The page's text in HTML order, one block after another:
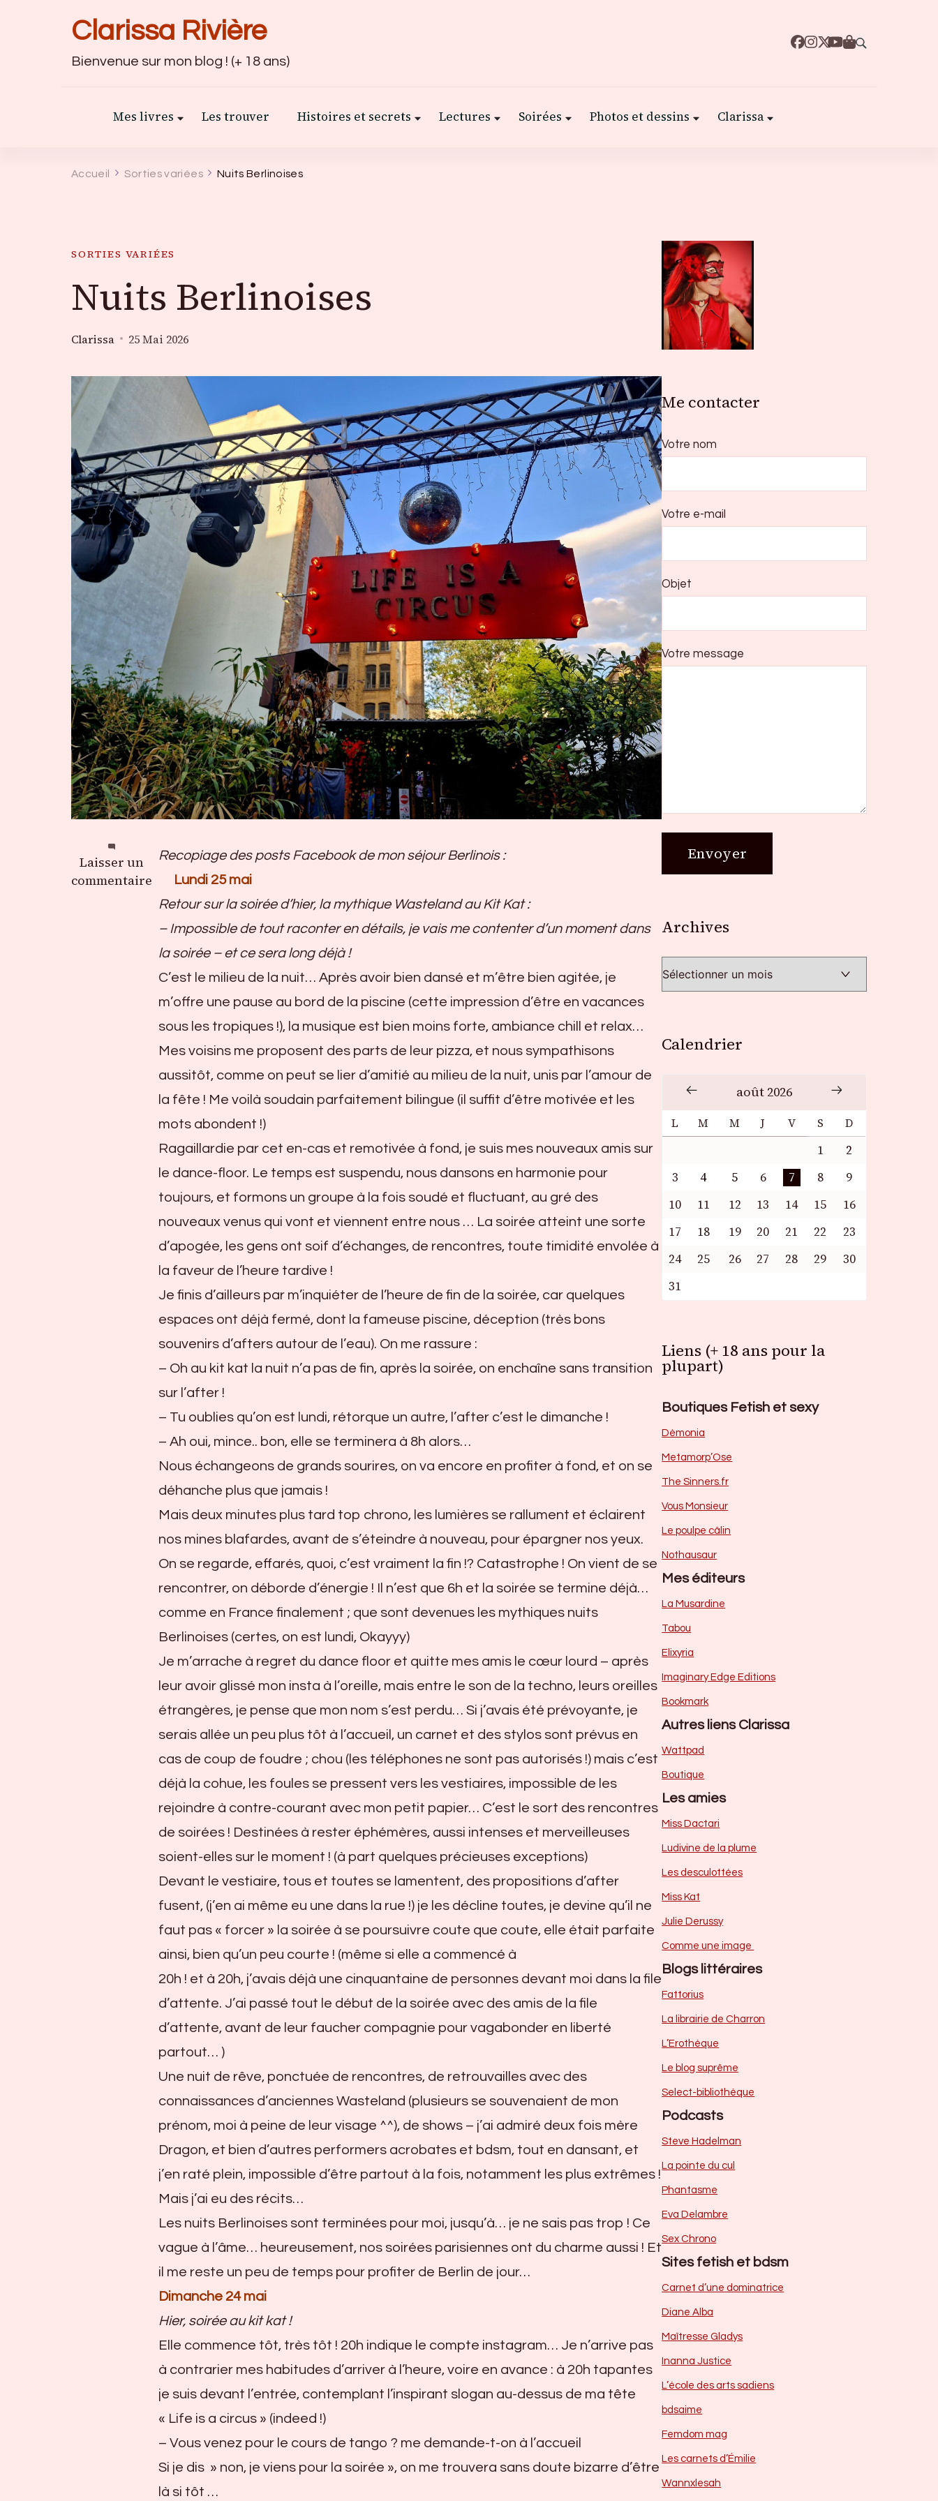
Clarissa Rivière
Bienvenue sur mon blog ! (+ 18 ans)
Mes livres Les trouver Histoires et secrets Lectures Soirées Photos et dessins Clarissa
Accueil Sorties variées Nuits Berlinoises
SORTIES VARIÉES
Nuits Berlinoises
Clarissa 25 Mai 2026
Laisser un
commentaire
sur
Nuits
Berlinoises
Recopiage des posts Facebook de mon séjour Berlinois :
Lundi 25 mai
Retour sur la soirée d’hier, la mythique Wasteland au Kit Kat :
– Impossible de tout raconter en détails, je vais me contenter d’un moment dans
la soirée – et ce sera long déjà !
C’est le milieu de la nuit… Après avoir bien dansé et m’être bien agitée, je
m’offre une pause au bord de la piscine (cette impression d’être en vacances
sous les tropiques !), la musique est bien moins forte, ambiance chill et relax…
Mes voisins me proposent des parts de leur pizza, et nous sympathisons
aussitôt, comme on peut se lier d’amitié au milieu de la nuit, unis par l’amour de
la fête ! Me voilà soudain parfaitement bilingue (il suffit d’être motivée et les
mots abondent !)
Ragaillardie par cet en-cas et remotivée à fond, je suis mes nouveaux amis sur
le dance-floor. Le temps est suspendu, nous dansons en harmonie pour
toujours, et formons un groupe à la fois soudé et fluctuant, au gré des
nouveaux venus qui vont et viennent entre nous … La soirée atteint une sorte
d’apogée, les gens ont soif d’échanges, de rencontres, toute timidité envolée à
la faveur de l’heure tardive !
Je finis d’ailleurs par m’inquiéter de l’heure de fin de la soirée, car quelques
espaces ont déjà fermé, dont la fameuse piscine, déception (très bons
souvenirs d’afters autour de l’eau). On me rassure :
– Oh au kit kat la nuit n’a pas de fin, après la soirée, on enchaîne sans transition
sur l’after !
– Tu oublies qu’on est lundi, rétorque un autre, l’after c’est le dimanche !
– Ah oui, mince.. bon, elle se terminera à 8h alors…
Nous échangeons de grands sourires, on va encore en profiter à fond, et on se
déhanche plus que jamais !
Mais deux minutes plus tard top chrono, les lumières se rallument et éclairent
nos mines blafardes, avant de s’éteindre à nouveau, pour épargner nos yeux.
On se regarde, effarés, quoi, c’est vraiment la fin !? Catastrophe ! On vient de se
rencontrer, on déborde d’énergie ! Il n’est que 6h et la soirée se termine déjà…
comme en France finalement ; que sont devenues les mythiques nuits
Berlinoises (certes, on est lundi, Okayyy)
Je m’arrache à regret du dance floor et quitte mes amis le cœur lourd – après
leur avoir glissé mon insta à l’oreille, mais entre le son de la techno, leurs oreilles
étrangères, je pense que mon nom s’est perdu… Si j’avais été prévoyante, je
serais allée un peu plus tôt à l’accueil, un carnet et des stylos sont prévus en
cas de coup de foudre ; chou (les téléphones ne sont pas autorisés !) mais c’est
déjà la cohue, les foules se pressent vers les vestiaires, impossible de les
rejoindre à contre-courant avec mon petit papier… C’est le sort des rencontres
de soirées ! Destinées à rester éphémères, aussi intenses et merveilleuses
soient-elles sur le moment ! (à part quelques précieuses exceptions)
Devant le vestiaire, tous et toutes se lamentent, des propositions d’after
fusent, (j’en ai même eu une dans la rue !) je les décline toutes, je devine qu’il ne
faut pas « forcer » la soirée à se poursuivre coute que coute, elle était parfaite
ainsi, bien qu’un peu courte ! (même si elle a commencé à
20h ! et à 20h, j’avais déjà une cinquantaine de personnes devant moi dans la file
d’attente. J’ai passé tout le début de la soirée avec des amis de la file
d’attente, avant de leur faucher compagnie pour vagabonder en liberté
partout… )
Une nuit de rêve, ponctuée de rencontres, de retrouvailles avec des
connaissances d’anciennes Wasteland (plusieurs se souvenaient de mon
prénom, moi à peine de leur visage ^^), de shows – j’ai admiré deux fois mère
Dragon, et bien d’autres performers acrobates et bdsm, tout en dansant, et
j’en raté plein, impossible d’être partout à la fois, notamment les plus extrêmes !
Mais j’ai eu des récits…
Les nuits Berlinoises sont terminées pour moi, jusqu’à… je ne sais pas trop ! Ce
vague à l’âme… heureusement, nos soirées parisiennes ont du charme aussi ! Et
il me reste un peu de temps pour profiter de Berlin de jour…
Dimanche 24 mai
Hier, soirée au kit kat!
Elle commence tôt, très tôt ! 20h indique le compte instagram… Je n’arrive pas
à contrarier mes habitudes d’arriver à l’heure, voire en avance : à 20h tapantes
je suis devant l’entrée, contemplant l’inspirant slogan au-dessus de ma tête
« Life is a circus » (indeed !)
– Vous venez pour le cours de tango ? me demande-t-on à l’accueil
Si je dis » non, je viens pour la soirée », on me trouvera sans doute bizarre d’être
là si tôt …
Me contacter
Votre nom
Votre e-mail
Objet
Votre message
Archives
Calendrier
août 2026
L M M J V S D
1
2
3
4 5 6 7 8
9
10
11 12 13 14 15
16
17
18 19 20 21 22
23
24
25 26 27 28 29
30
31
Liens (+ 18 ans pour la
plupart)
Boutiques Fetish et sexy
Dèmonia
Metamorp’Ose
The Sinners.fr
Vous Monsieur
Le poulpe câlin
Nothausaur
Mes éditeurs
La Musardine
Tabou
Elixyria
Imaginary Edge Editions
Bookmark
Autres liens Clarissa
Wattpad
Boutique
Les amies
Miss Dactari
Ludivine de la plume
Les desculottées
Miss Kat
Julie Derussy
Comme une image
Blogs littéraires
Fattorius
La librairie de Charron
L’Erothèque
Le blog suprême
Select-bibliothèque
Podcasts
Steve Hadelman
La pointe du cul
Phantasme
Eva Delambre
Sex Chrono
Sites fetish et bdsm
Carnet d’une dominatrice
Diane Alba
Maîtresse Gladys
Inanna Justice
L’école des arts sadiens
bdsaime
Femdom mag
Les carnets d’Émilie
Wannxlesah